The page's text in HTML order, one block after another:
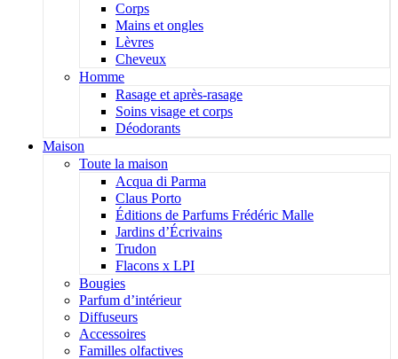
Corps
Mains et ongles
Lèvres
Cheveux
Homme
Rasage et après-rasage
Soins visage et corps
Déodorants
Maison
Toute la maison
Acqua di Parma
Claus Porto
Éditions de Parfums Frédéric Malle
Jardins d’Écrivains
Trudon
Flacons x LPI
Bougies
Parfum d’intérieur
Diffuseurs
Accessoires
Familles olfactives